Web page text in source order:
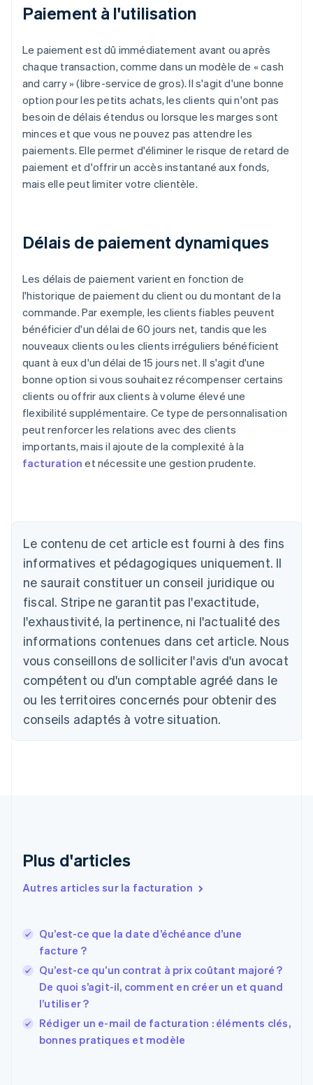
Paiement à l'utilisation
Le paiement est dû immédiatement avant ou après
chaque transaction, comme dans un modèle de « cash
and carry » (libre-service de gros). Il s'agit d'une bonne
option pour les petits achats, les clients qui n'ont pas
besoin de délais étendus ou lorsque les marges sont
minces et que vous ne pouvez pas attendre les
paiements. Elle permet d'éliminer le risque de retard de
paiement et d'offrir un accès instantané aux fonds,
mais elle peut limiter votre clientèle.
Délais de paiement dynamiques
Les délais de paiement varient en fonction de
l'historique de paiement du client ou du montant de la
commande. Par exemple, les clients fiables peuvent
bénéficier d'un délai de 60 jours net, tandis que les
nouveaux clients ou les clients irréguliers bénéficient
quant à eux d'un délai de 15 jours net. Il s'agit d'une
bonne option si vous souhaitez récompenser certains
clients ou offrir aux clients à volume élevé une
flexibilité supplémentaire. Ce type de personnalisation
peut renforcer les relations avec des clients
importants, mais il ajoute de la complexité à la
facturation et nécessite une gestion prudente.
Le contenu de cet article est fourni à des fins
informatives et pédagogiques uniquement. Il
ne saurait constituer un conseil juridique ou
fiscal. Stripe ne garantit pas l'exactitude,
l'exhaustivité, la pertinence, ni l'actualité des
informations contenues dans cet article. Nous
vous conseillons de solliciter l'avis d'un avocat
compétent ou d'un comptable agréé dans le
ou les territoires concernés pour obtenir des
conseils adaptés à votre situation.
Plus d'articles
Autres articles sur la facturation
Qu’est-ce que la date d’échéance d’une
facture ?
Qu’est-ce qu’un contrat à prix coûtant majoré ?
De quoi s’agit-il, comment en créer un et quand
l’utiliser ?
Rédiger un e-mail de facturation : éléments clés,
bonnes pratiques et modèle
DeutschEnglish
English
Autriche
Deutsch English
Belgique
NederlandsFrançaisDeutschEnglish
Brésil
Bulgarie
English
Canada
English Français
Chine continentale
Espagne
Estonie
EnglishEspañol简体中文
Finlande
English
France
FrançaisEnglish
Gibraltar
English
Grèce